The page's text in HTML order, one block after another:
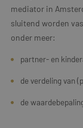
mediator in
sluitend worden
onder meer:
partner- en
de verdeling van
de